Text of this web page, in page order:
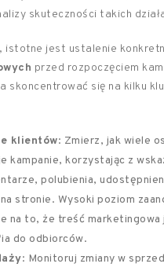
skuteczności takich
istotne jest ustalenie
przed rozpoczęciem
skoncentrować się na kilku
klientów: Zmierz, jak wiele
kampanie, korzystając z
polubienia,
stronie. Wysoki poziom
na to, że treść marketingowa
do odbiorców.
: Monitoruj zmiany w